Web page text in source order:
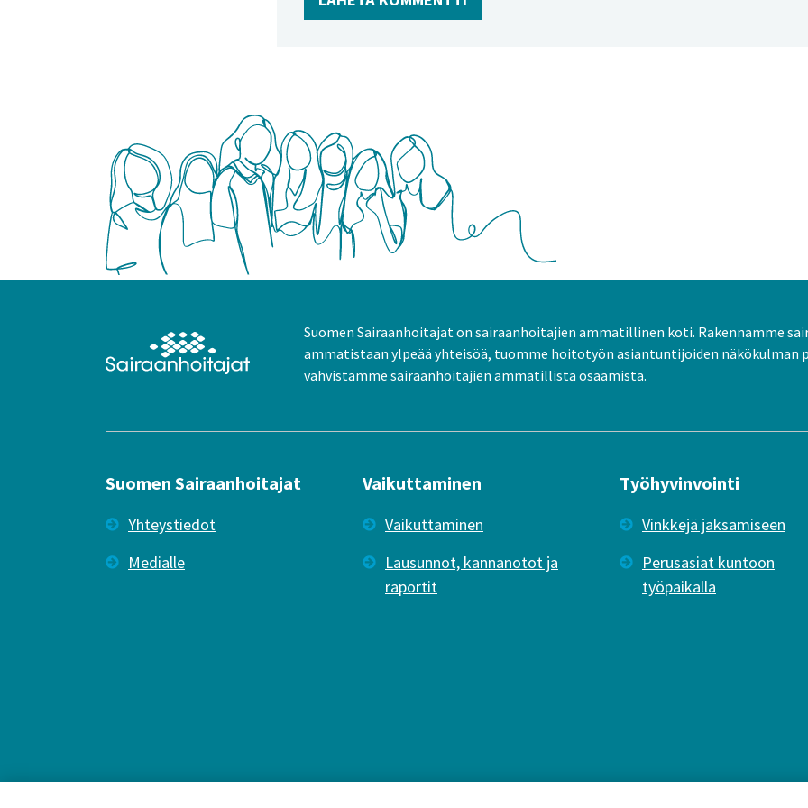
Suomen Sairaanhoitajat on sairaanhoitajien ammatillinen koti. Rakennamme
ammatistaan ylpeää yhteisöä, tuomme hoitotyön asiantuntijoiden näkökulman
vahvistamme sairaanhoitajien ammatillista osaamista.
Suomen Sairaanhoitajat
Yhteystiedot
Medialle
Vaikuttaminen
Vaikuttaminen
Lausunnot, kannanotot ja
raportit
Työhyvinvointi
Vinkkejä jaksamiseen
Perusasiat kuntoon
työpaikalla